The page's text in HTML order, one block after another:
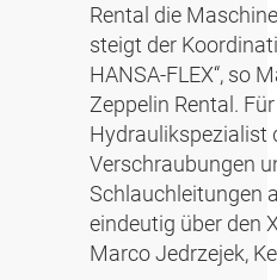
Rental die
steigt der
HANSA‑FLEX“, so
Zeppelin Rental.
Hydraulikspezialist
Verschraubungen
Schlauchleitungen
eindeutig über den
Marco Jedrzejek,